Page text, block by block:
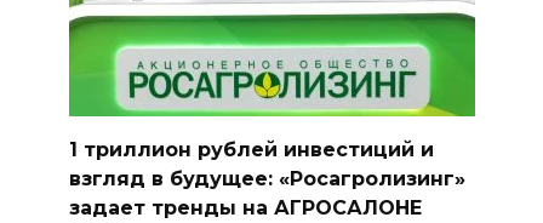
1 триллион рублей инвестиций и
взгляд в будущее: «Росагролизинг»
задает тренды на АГРОСАЛОНЕ